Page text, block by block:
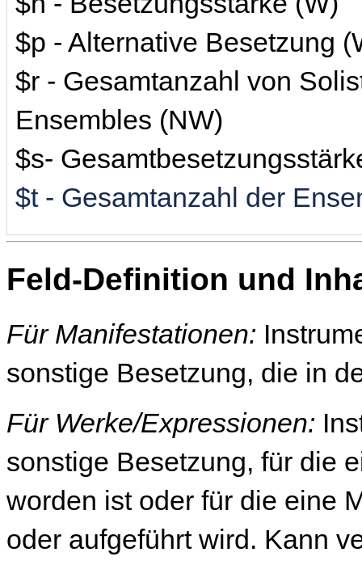
$p - Alternative Besetzung
$r - Gesamtanzahl von
Ensembles (NW)
$s-
$t - Gesamtanzahl der
Feld-Definition und
Für Manifestationen:
sonstige Besetzung, die in
Für Werke/Expressionen:
sonstige Besetzung, für die
worden ist oder für die eine
oder aufgeführtwird. Kann